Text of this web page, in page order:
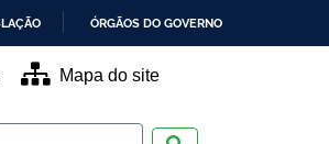
ÓRGÃOS DO GOVERNO
Mapa do site